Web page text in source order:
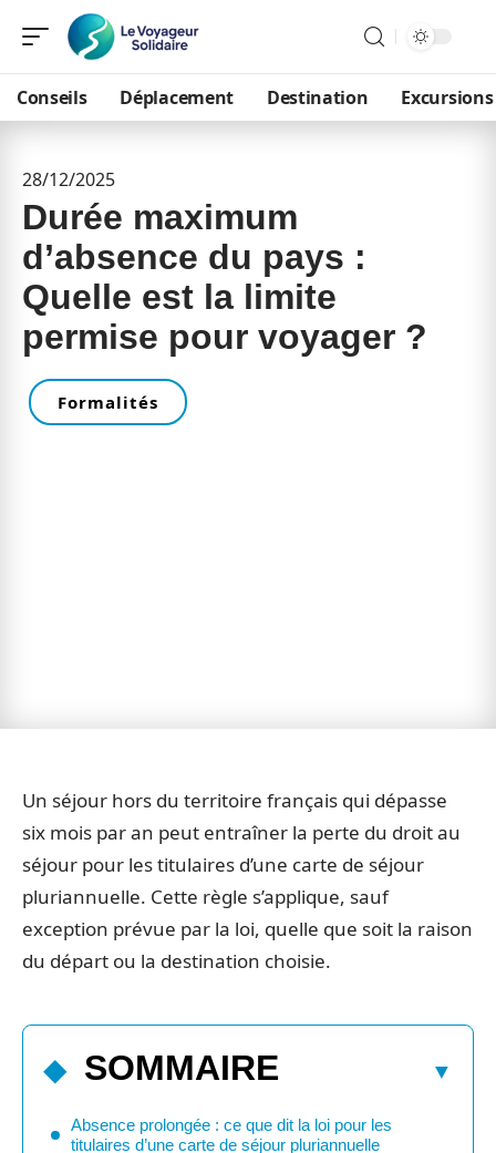
Conseils Déplacement Destination Excursions
28/12/2025
Durée maximum
d’absence du pays :
Quelle est la limite
permise pour voyager ?
Formalités
Un séjour hors du territoire français qui dépasse
six mois par an peut entraîner la perte du droit au
séjour pour les titulaires d’une carte de séjour
pluriannuelle. Cette règle s’applique, sauf
exception prévue par la loi, quelle que soit la raison
du départ ou la destination choisie.
SOMMAIRE
Absence prolongée : ce que dit la loi pour les
titulaires d’une carte de séjour pluriannuelle